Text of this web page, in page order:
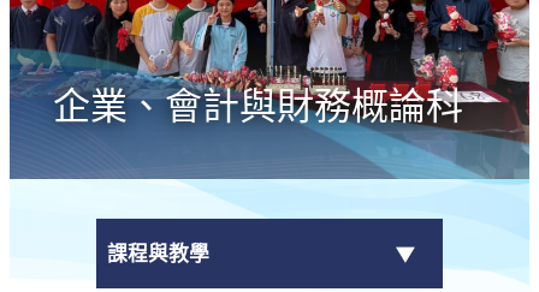
企業、會計與財務概論科
課程與教學